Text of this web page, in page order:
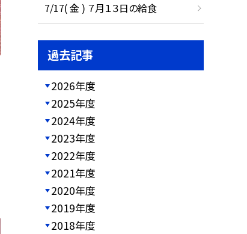
7/17( 金 ) ７月１３日の給食
過去記事
2026年度
2025年度
2024年度
2023年度
2022年度
2021年度
2020年度
2019年度
2018年度